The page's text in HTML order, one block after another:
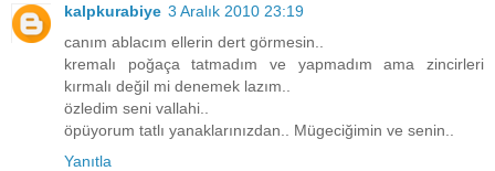
kalpkurabiye 3 Aralık 2010 23:19
canım ablacım ellerin dert görmesin..
kremalı poğaça tatmadım ve yapmadım ama zincirleri
kırmalı değil mi denemek lazım..
özledim seni vallahi..
öpüyorum tatlı yanaklarınızdan.. Mügeciğimin ve senin..
Yanıtla